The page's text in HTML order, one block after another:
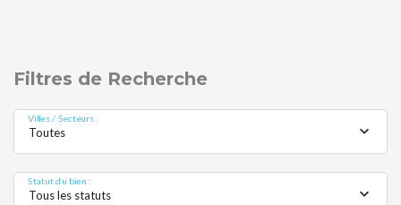
Filtres de Recherche
Villes / Secteurs :
Toutes
Statut du bien :
Tous les statuts